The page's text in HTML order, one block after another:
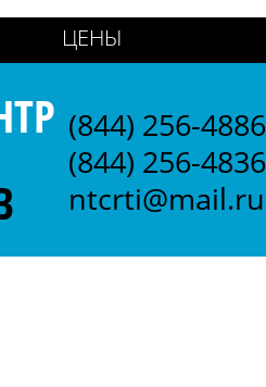
ЦЕНЫ
(844) 256-4886
(844) 256-4836
ntcrti@mail.ru